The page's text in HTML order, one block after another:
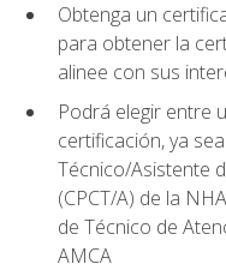
Obtenga un
para obtener la
alinee con sus
Podrá elegir entre
certificación, ya
Técnico/Asistente
(CPCT/A) de la
de Técnico de
AMCA